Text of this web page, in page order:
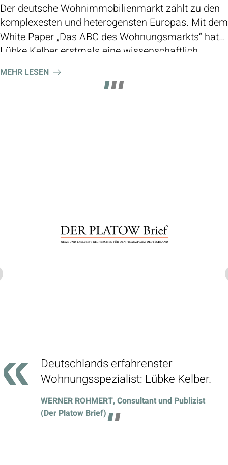
Der deutsche Wohnimmobilienmarkt zählt zu den
komplexesten und heterogensten Europas. Mit dem
White Paper „Das ABC des Wohnungsmarkts“ hat
Lübke Kelber erstmals eine wissenschaftlich
fundierte wohnwirtschaftliche Marktklassifizierung
für 135 deutsche Städte entwickelt und schafft
damit eine neue Orientierung für Investoren,
MEHR LESEN
Deutschlands erfahrenster
Wohnungsspezialist: Lübke Kelber.
WERNER ROHMERT, Consultant und Publizist
(Der Platow Brief)